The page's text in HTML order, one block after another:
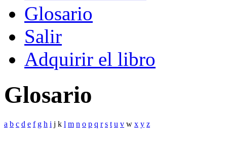
Glosario
Salir
Adquirir el libro
Glosario
a b c d e f g h i j k l m n o p q r s t u v w x y z